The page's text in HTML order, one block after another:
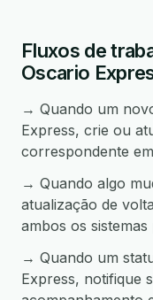
Fluxos de
Oscario
→ Quando um
Express, crie ou
correspondente
→ Quando algo
atualização de
ambos os
→ Quando um
Express, notifique